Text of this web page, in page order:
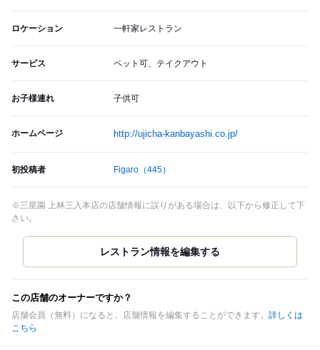
ロケーション 一軒家レストラン
サービス ペット可、テイクアウト
お子様連れ 子供可
ホームページ http://ujicha-kanbayashi.co.jp/
初投稿者 Figaro （445）
※三星園 上林三入本店の店舗情報に誤りがある場合は、以下から修正して下
さい。
この店舗のオーナーですか？
店舗会員（無料）になると、店舗情報を編集することができます。 詳しくは
こちら